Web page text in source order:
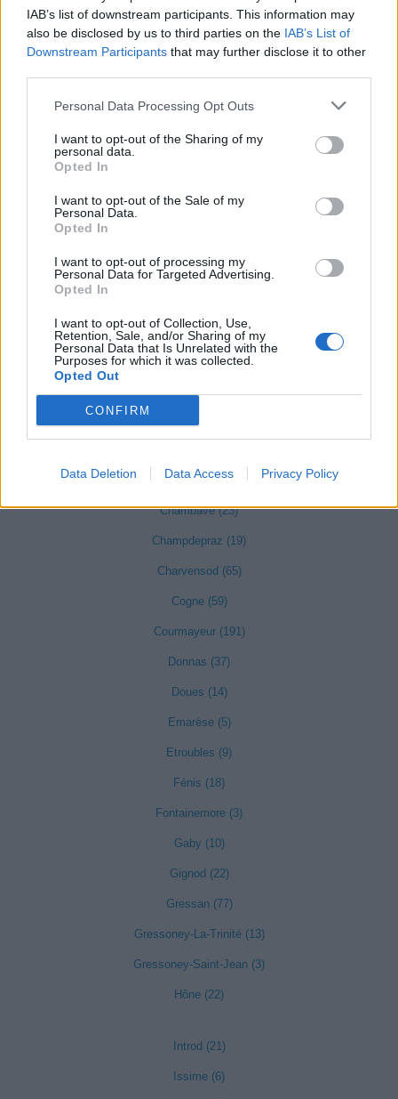
IAB’s list of downstream participants. This information may
also be disclosed by us to third parties on the IAB’s List of
Downstream Participants that may further disclose it to other
Personal Data Processing Opt Outs
I want to opt-out of the Sharing of my
personal data.
Opted In
I want to opt-out of the Sale of my
Personal Data.
Opted In
I want to opt-out of processing my
Personal Data for Targeted Advertising.
Opted In
I want to opt-out of Collection, Use,
Retention, Sale, and/or Sharing of my
Personal Data that Is Unrelated with the
Purposes for which it was collected.
Opted Out
CONFIRM
Data Deletion Data Access Privacy Policy
La Magdeleine (3)
Brusson (32)
Champorcher (9)
Verrès (60)
Châtillon (125)
Challand-Saint-Anselme (2)
Challand-Saint-Victor (2)
Chambave (23)
Champdepraz (19)
Charvensod (65)
Cogne (59)
Courmayeur (191)
Donnas (37)
Doues (14)
Emarèse (5)
Etroubles (9)
Fénis (18)
Fontainemore (3)
Gaby (10)
Gignod (22)
Gressan (77)
Gressoney-La-Trinité (13)
Gressoney-Saint-Jean (3)
Hône (22)
Introd (21)
Issime (6)